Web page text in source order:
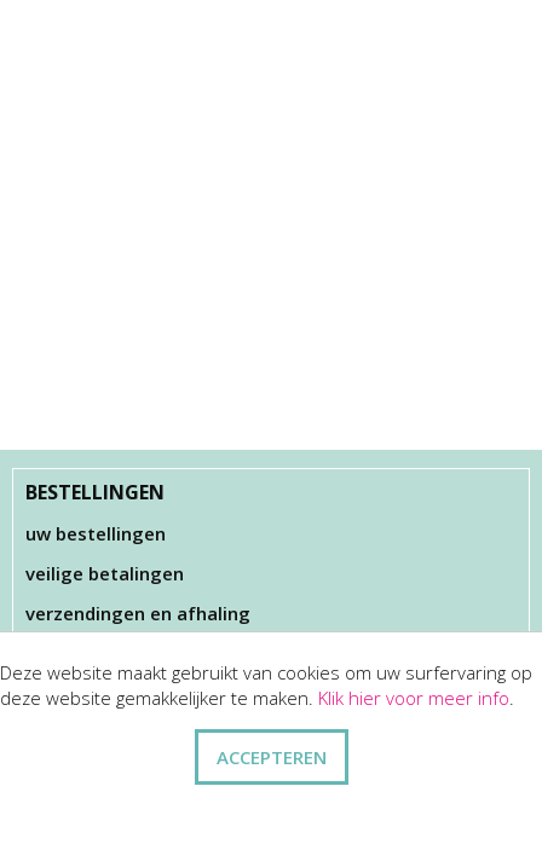
BESTELLINGEN
uw bestellingen
veilige betalingen
verzendingen en afhaling
KLANTENSERVICES
Deze website maakt gebruikt van cookies om uw surfervaring op
deze website gemakkelijker te maken. Klik hier voor meer info.
ACCEPTEREN